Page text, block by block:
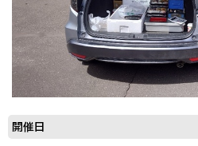
開催日